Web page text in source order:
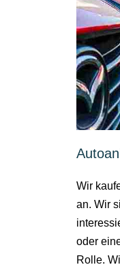
Wir
an. Wir
oder
Rolle.